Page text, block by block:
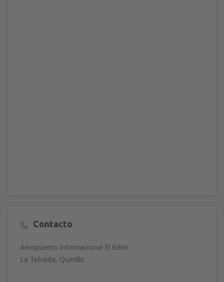
Contacto
Aeropuerto Internacional El Edén
La Tebaida, Quindío